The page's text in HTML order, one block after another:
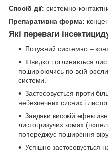
Спосіб дії: системно-
Препаративна форма:
Які переваги
Потужний системно –
Швидко поглинається
поширюючись по всій
системи.
Застосовується проти
небезпечних сисних і
Завдяки високій
листогризучих комах
попереджує поширення
Успішно застосовується